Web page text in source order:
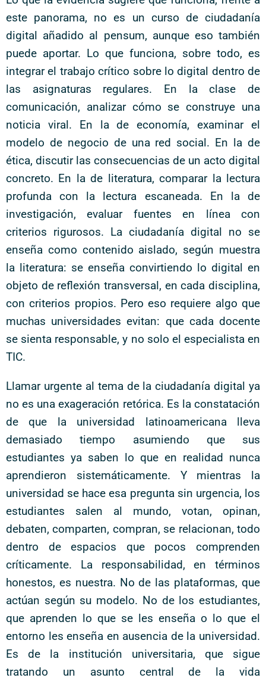
este panorama, no es un curso de ciudadanía
digital añadido al pensum, aunque eso también
puede aportar. Lo que funciona, sobre todo, es
integrar el trabajo crítico sobre lo digital dentro de
las asignaturas regulares. En la clase de
comunicación, analizar cómo se construye una
noticia viral. En la de economía, examinar el
modelo de negocio de una red social. En la de
ética, discutir las consecuencias de un acto digital
concreto. En la de literatura, comparar la lectura
profunda con la lectura escaneada. En la de
investigación, evaluar fuentes en línea con
criterios rigurosos. La ciudadanía digital no se
enseña como contenido aislado, según muestra
la literatura: se enseña convirtiendo lo digital en
objeto de reflexión transversal, en cada disciplina,
con criterios propios. Pero eso requiere algo que
muchas universidades evitan: que cada docente
se sienta responsable, y no solo el especialista en
TIC.
Llamar urgente al tema de la ciudadanía digital ya
no es una exageración retórica. Es la constatación
de que la universidad latinoamericana lleva
demasiado tiempo asumiendo que sus
estudiantes ya saben lo que en realidad nunca
aprendieron sistemáticamente. Y mientras la
universidad se hace esa pregunta sin urgencia, los
estudiantes salen al mundo, votan, opinan,
debaten, comparten, compran, se relacionan, todo
dentro de espacios que pocos comprenden
críticamente. La responsabilidad, en términos
honestos, es nuestra. No de las plataformas, que
actúan según su modelo. No de los estudiantes,
que aprenden lo que se les enseña o lo que el
entorno les enseña en ausencia de la universidad.
Es de la institución universitaria, que sigue
tratando un asunto central de la vida